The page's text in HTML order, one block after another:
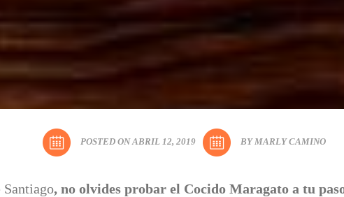
POSTED ON ABRIL 12, 2019 BY MARLY CAMINO
Santiago, no olvides probar el Cocido Maragato a tu